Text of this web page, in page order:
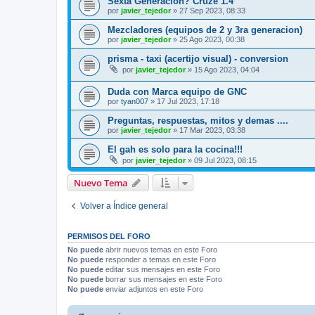
por javier_tejedor» 27 Sep 2023, 08:33
Mezcladores (equipos de 2 y 3ra generacion)
por javier_tejedor» 25 Ago 2023, 00:38
prisma - taxi (acertijo visual) - conversion
por javier_tejedor» 15 Ago 2023, 04:04
Duda con Marca equipo de GNC
por tyan007 » 17 Jul 2023, 17:18
Preguntas, respuestas, mitos y demas ....
por javier_tejedor» 17 Mar 2023, 03:38
El gah es solo para la cocina!!!
por javier_tejedor» 09 Jul 2023, 08:15
Nuevo Tema
Volver a Índice general
PERMISOS DEL FORO
No puede abrir nuevos temas en este Foro
No puede responder a temas en este Foro
No puede editar sus mensajes en este Foro
No puede borrar sus mensajes en este Foro
No puede enviar adjuntos en este Foro